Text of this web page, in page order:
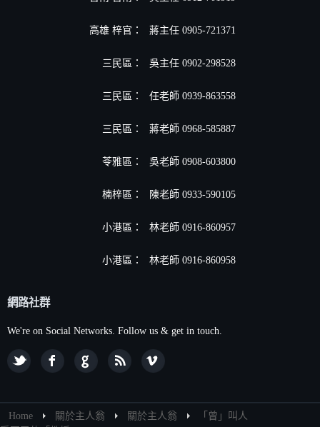
高雄 梓官： 蔣主任 0905-721371
三民區： 吳主任 0902-298528
三民區： 任老師 0939-863558
三民區： 蔣老師 0968-585887
苓雅區： 吳老師 0908-603800
楠梓區： 陳老師 0933-590105
小港區 ： 林老師 0916-860957
小港區 ： 林老師 0916-860958
網路社群
We're on Social Networks. Follow us & get in touch.
Home 關於主人翁 關於主人翁
「曾」叫人